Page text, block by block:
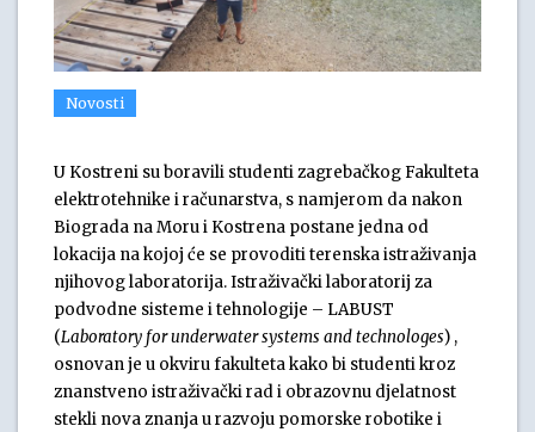
Novosti
U Kostreni su boravili studenti zagrebačkog Fakulteta
elektrotehnike i računarstva, s namjerom da nakon
Biograda na Moru i Kostrena postane jedna od
lokacija na kojoj će se provoditi terenska istraživanja
njihovog laboratorija. Istraživački laboratorij za
podvodne sisteme i tehnologije – LABUST
(Laboratory for underwater systems and technologes) ,
osnovan je u okviru fakulteta kako bi studenti kroz
znanstveno istraživački rad i obrazovnu djelatnost
stekli nova znanja u razvoju pomorske robotike i